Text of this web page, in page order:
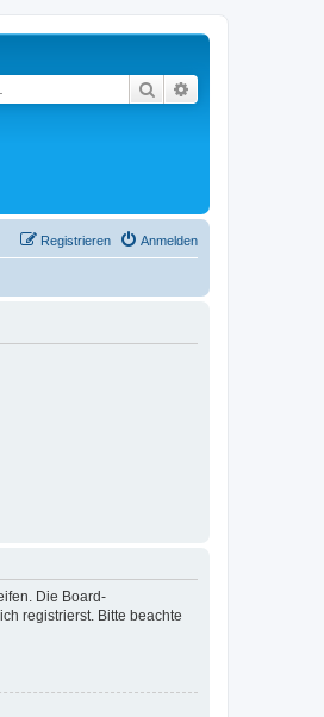
Suche
Anmelden
Registrieren
Die Board-
registrierst. Bitte beachte